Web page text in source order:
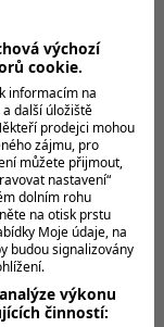
Golf Club
1974 a od té
Wyndham
Ryan Gerard
Schefflerzačal
McIlroyčiJordan
s čelem
výchozí
cookie.
informacím na
další úložiště
prodejci mohou
zájmu, pro
můžete přijmout,
nastavení“
dolním rohu
na otisk prstu
Moje údaje, na
budou signalizovány
výkonu
činností: